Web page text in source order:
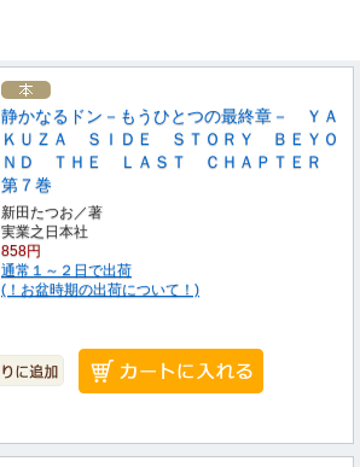
静かなるドン－もうひとつの最終章－ ＹＡ
ＫＵＺＡ ＳＩＤＥ ＳＴＯＲＹ ＢＥＹＯ
ＮＤ ＴＨＥ ＬＡＳＴ ＣＨＡＰＴＥＲ
第７巻
新田たつお／著
実業之日本社
858円
通常１～２日で出荷
(！お盆時期の出荷について！)